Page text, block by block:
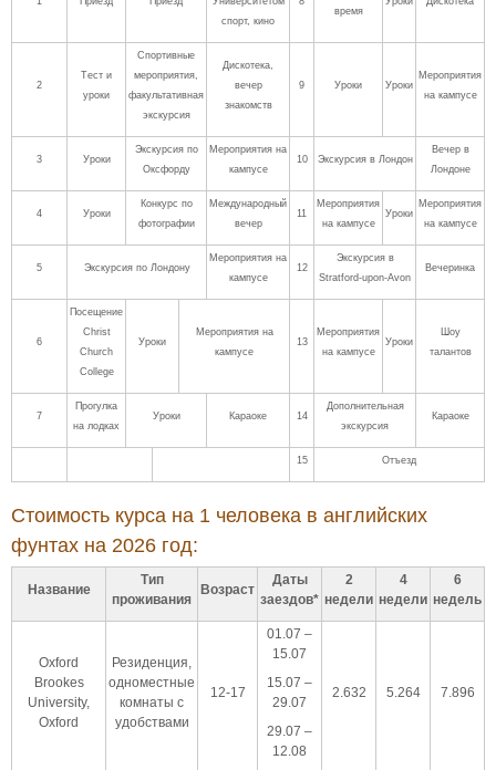
спорт, кино
время
2
Тест и
уроки
Спортивные
мероприятия,
факультативная
экскурсия
Дискотека,
вечер
знакомств
9 Уроки Уроки
Мероприятия
на кампусе
3 Уроки
Экскурсия по
Оксфорду
Мероприятия на
кампусе
10 Экскурсия в Лондон
Вечер в
Лондоне
4 Уроки
Конкурс по
фотографии
Международный
вечер
11
Мероприятия
на кампусе
Уроки
Мероприятия
на кампусе
5 Экскурсия по Лондону
Мероприятия на
кампусе
12
Экскурсия в
Stratford-upon-Avon
Вечеринка
6
Посещение
Christ
Church
College
Уроки
Мероприятия на
кампусе
13
Мероприятия
на кампусе
Уроки
Шоу
талантов
7
Прогулка
на лодках
Уроки Караоке 14
Дополнительная
экскурсия
Караоке
15 Отъезд
Стоимость курса на 1 человека в английских
фунтах на 2026 год:
Название
Тип
проживания
Возраст
Даты
заездов*
2
недели
4
недели
6
недель
Oxford
Brookes
University,
Oxford
Резиденция,
одноместные
комнаты с
удобствами
12-17
01.07 –
15.07
15.07 –
29.07
29.07 –
12.08
2.632 5.264 7.896